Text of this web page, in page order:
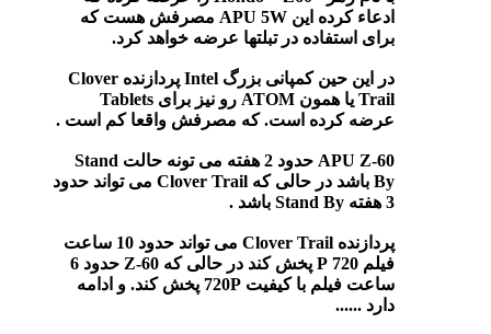
ادعاء کرده این APU 5W مصرفش هست که
برای استفاده در تبلتها عرضه خواهد کرد.
در این حین کمپانی بزرگ Intel پردازنده Clover
Trail یا همون ATOM رو نیز برای Tablets
عرضه کرده است. که مصرفش واقعا کم است .
APU Z-60 حدود 2 هفته می تونه حالت Stand
By باشد در حالی که Clover Trail می تواند حدود
3 هفته Stand By باشد .
پردازنده Clover Trail می تواند حدود 10 ساعت
فیلم 720 P پخش کند در حالی که Z-60 حدود 6
ساعت فیلم با کیفیت 720P پخش کند. و ادامه
دارد ......